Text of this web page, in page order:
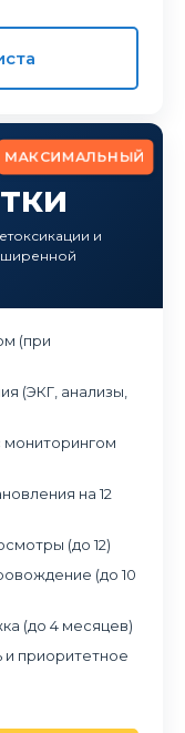
МАКСИМАЛЬНЫЙ
и
(при
(ЭКГ, анализы,
мониторингом
на 12
(до 12)
(до 10
(до 4 месяцев)
и приоритетное